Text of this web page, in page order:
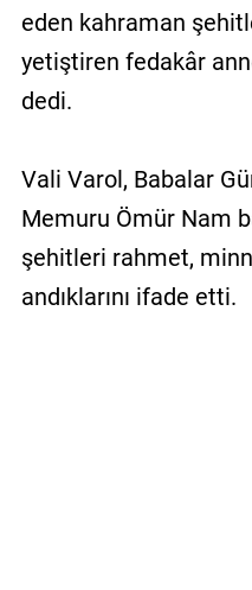
eden kahraman
yetiştiren fedakâr
dedi.
Vali Varol, Babalar
Memuru Ömür Nam
şehitleri rahmet,
andıklarını ifade etti.